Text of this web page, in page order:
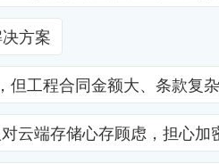
方案
程合同金额大、条款
端存储心存顾虑，担